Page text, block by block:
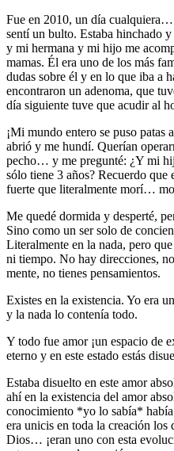
Fue en 2010, un día
sentí un bulto. Estaba hinchado
y mi hermana y mi hijo me
mamas. Él era uno de los más
dudas sobre él y en lo que iba a
encontraron un adenoma, que
día siguiente tuve que acudir al
¡Mi mundo entero se puso patas
abrió y me hundí. Querían
pecho… y me pregunté: ¿Y mi
sólo tiene 3 años? Recuerdo
fuerte que literalmente morí…
Me quedé dormida y desperté,
Sino como un ser solo de
Literalmente en la nada, pero
ni tiempo. No hay direcciones,
mente, no tienes pensamientos.
Existes en la existencia. Yo era
y la nada lo contenía todo.
Y todo fue amor ¡un espacio de
eterno y en este estado estás
Estaba disuelto en este amor
ahí en la existencia del amor
conocimiento *yo lo sabía*
era unicis en toda la creación los
Dios… ¡eran uno con esta